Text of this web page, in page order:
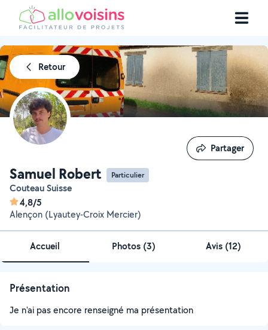
Retour
Samuel Robert Particulier
Couteau Suisse
4,8/5
Alençon (Lyautey-Croix Mercier)
Partager
Partager
Accueil Photos (3) Avis (12)
Présentation
Je n'ai pas encore renseigné ma présentation